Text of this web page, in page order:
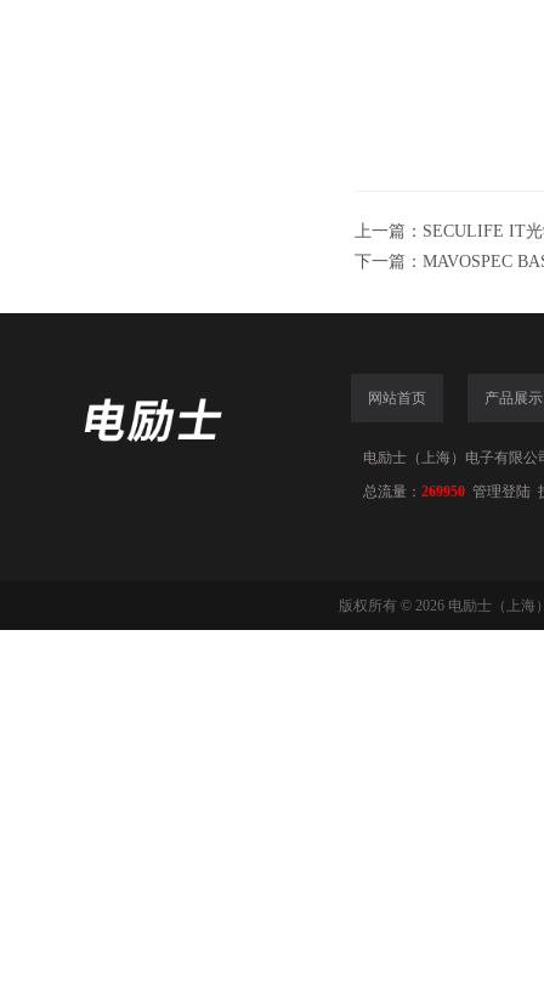
上一篇： SECULIFE IT
下一篇： MAVOSPEC
网站首页 产品展示
电励士（上海）电子有限公
总流量： 269950 管理登陆
版权所有 © 2026 电励士（上